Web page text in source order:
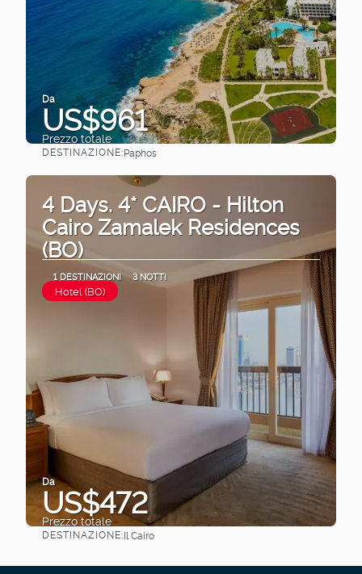
Da
US$961
Prezzo totale
DESTINAZIONE:Paphos
4 Days. 4* CAIRO - Hilton
Cairo Zamalek Residences
(BO)
1 DESTINAZIONI 3 NOTTI
Hotel (BO)
Da
US$472
Prezzo totale
DESTINAZIONE:Il Cairo